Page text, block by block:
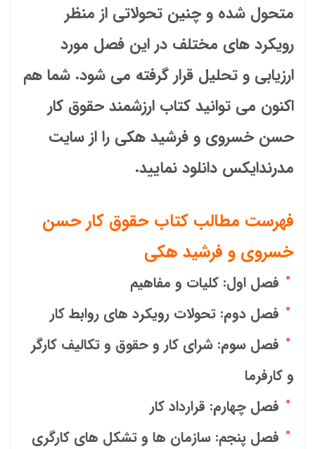
متحول شده و چنین تحولاتی از منظر
رویکرد های مختلف در این فصل مورد
ارزیابی و تحلیل قرار گرفته می شود. شما هم
اکنون می توانید کتاب ارزشمند حقوق کار
حسن خسروی و فرشید هکی را از سایت
مدرندایکس دانلود نمایید.
فهرست مطالب کتاب حقوق کار حسن
خسروی و فرشید هکی
فصل اول: کلیات و مفاهیم
فصل دوم: تحولات رویکرد های روابط کار
فصل سوم: شرای کار و حقوق و تکالیف کارگر
و کارفرما
فصل چهارم: قرارداد کار
فصل پنجم: سازمان ها و تشکل های کارگری